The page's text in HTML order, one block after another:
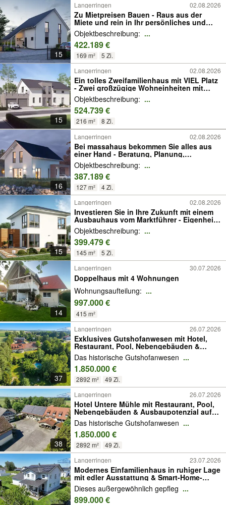
15
Langerringen 02.08.2026
Zu Mietpreisen Bauen - Raus aus der
Miete und rein in Ihr persönliches und
individuelles Massahaus
Objektbeschreibung: ...
422.189 €
169 m² 5 Zi.
15
Langerringen 02.08.2026
Ein tolles Zweifamilienhaus mit VIEL Platz
- Zwei großzügige Wohneinheiten mit
tollem Grundriss
Objektbeschreibung: ...
524.739 €
216 m² 8 Zi.
16
Langerringen 02.08.2026
Bei massahaus bekommen Sie alles aus
einer Hand - Beratung, Planung,
Finanzierung und Baubegleitung
Objektbeschreibung: ...
387.189 €
127 m² 4 Zi.
15
Langerringen 02.08.2026
Investieren Sie in Ihre Zukunft mit einem
Ausbauhaus vom Marktführer - Eigenheim
statt Miete!
Objektbeschreibung: ...
399.479 €
145 m² 5 Zi.
14
Langerringen 30.07.2026
Doppelhaus mit 4 Wohnungen
Wohnungsaufteilung: ...
997.000 €
415 m²
37
Langerringen 26.07.2026
Exklusives Gutshofanwesen mit Hotel,
Restaurant, Pool, Nebengebäuden &
Ausbaupotenzial auf 29.000 m²
Das historische Gutshofanwesen ...
1.850.000 €
2892 m² 49 Zi.
38
Langerringen 26.07.2026
Hotel Untere Mühle mit Restaurant, Pool,
Nebengebäuden & Ausbaupotenzial auf
29.000 m²
Das historische Gutshofanwesen ...
1.850.000 €
2892 m² 49 Zi.
Langerringen 23.07.2026
Modernes Einfamilienhaus in ruhiger Lage
mit edler Ausstattung & Smart-Home-
Komfort
Dieses außergewöhnlich gepfleg ...
899.000 €